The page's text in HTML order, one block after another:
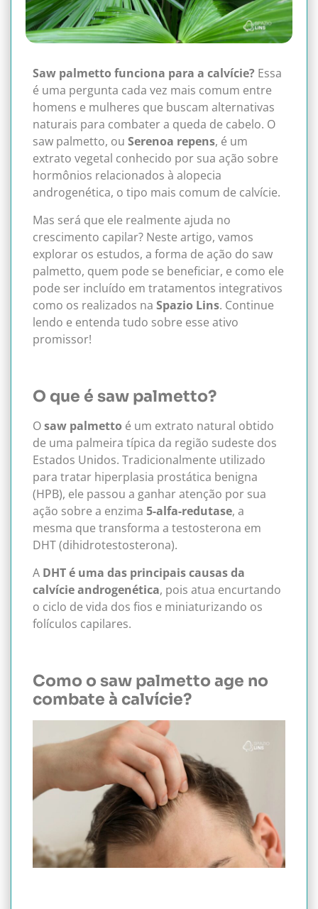
Saw palmetto funciona para a calvície? Essa
é uma pergunta cada vez mais comum entre
homens e mulheres que buscam alternativas
naturais para combater a queda de cabelo. O
saw palmetto, ou Serenoa repens, é um
extrato vegetal conhecido por sua ação sobre
hormônios relacionados à alopecia
androgenética, o tipo mais comum de calvície.
Mas será que ele realmente ajuda no
crescimento capilar? Neste artigo, vamos
explorar os estudos, a forma de ação do saw
palmetto, quem pode se beneficiar, e como ele
pode ser incluído em tratamentos integrativos
como os realizados na Spazio Lins. Continue
lendo e entenda tudo sobre esse ativo
promissor!
O que é saw palmetto?
Osaw palmetto é um extrato natural obtido
de uma palmeira típica da região sudeste dos
Estados Unidos. Tradicionalmente utilizado
para tratar hiperplasia prostática benigna
(HPB), ele passou a ganhar atenção por sua
ação sobre a enzima 5-alfa-redutase, a
mesma que transforma a testosterona em
DHT (dihidrotestosterona).
A DHT é uma das principais causas da
calvície androgenética, pois atua encurtando
o ciclo de vida dos fios e miniaturizando os
folículos capilares.
Como o saw palmetto age no
combate à calvície?